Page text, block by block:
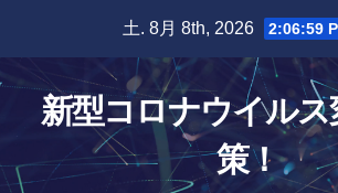
content
土. 8月 8th, 2026 2:07:00
新型コロナウイルス
策！